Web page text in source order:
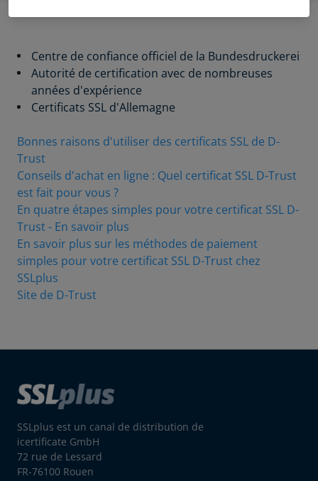
Centre de confiance officiel de la Bundesdruckerei
Autorité de certification avec de nombreuses
années d'expérience
Certificats SSL d'Allemagne
Bonnes raisons d'utiliser des certificats SSL de D-
Trust
Conseils d'achat en ligne : Quel certificat SSL D-Trust
est fait pour vous ?
En quatre étapes simples pour votre certificat SSL D-
Trust - En savoir plus
En savoir plus sur les méthodes de paiement
simples pour votre certificat SSL D-Trust chez
SSLplus
Site de D-Trust
SSLplus est un canal de distribution de
icertificate GmbH
72 rue de Lessard
FR-76100 Rouen